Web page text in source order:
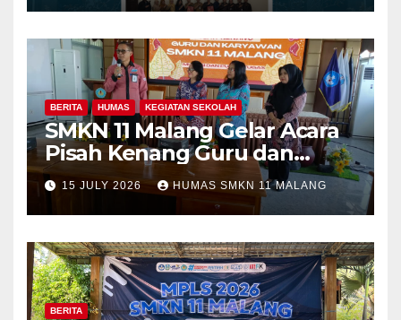
Program Kolaboratif
BERITA HUMAS KEGIATAN SEKOLAH
SMKN 11 Malang Gelar Acara
Pisah Kenang Guru dan
Tenaga Kependidikan yang
Purna Tugas dan Mutasi
Tugas
15 JULY 2026 HUMAS SMKN 11 MALANG
BERITA